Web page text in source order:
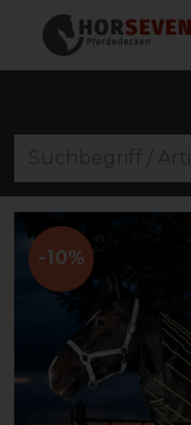
-10%